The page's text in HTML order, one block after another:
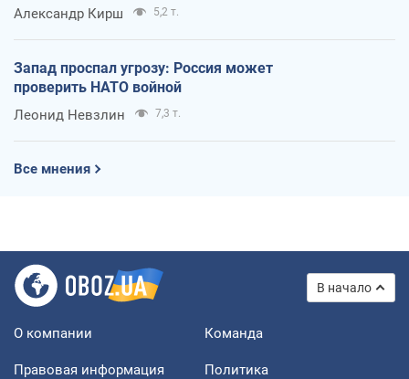
Александр Кирш 5,2 т.
Запад проспал угрозу: Россия может
проверить НАТО войной
Леонид Невзлин 7,3 т.
Все мнения
В начало
О компании Команда
Правовая информация
Политика